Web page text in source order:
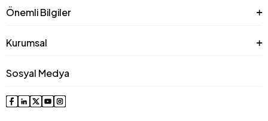
Önemli Bilgiler
Kurumsal
Sosyal Medya